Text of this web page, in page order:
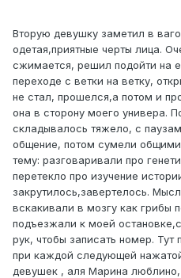
Вторую девушку заметил в
одетая,приятные черты лица.
сжимается, решил подойти на
переходе с ветки на ветку,
не стал, прошелся,а потом и
она в сторону моего универа.
складывалось тяжело, с
общение, потом сумели
тему: разговаривали про
перетекло про изучение
закрутилось,завертелось.
вскакивали в мозгу как грибы
подъезжали к моей
рук, чтобы записать номер. Тут
при каждой следующей
девушек , аля Марина люблино,